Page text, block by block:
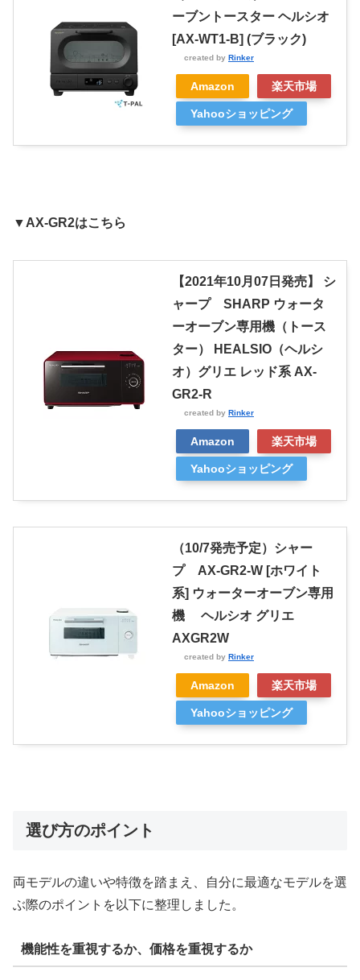
ーブントースター ヘルシオ
[AX-WT1-B] (ブラック)
created by Rinker
Amazon 楽天市場
Yahooショッピング
▼AX-GR2はこちら
【2021年10月07日発売】 シ
ャープ SHARP ウォータ
ーオーブン専用機（トース
ター） HEALSIO（ヘルシ
オ）グリエ レッド系 AX-
GR2-R
created by Rinker
Amazon 楽天市場
Yahooショッピング
（10/7発売予定）シャー
プ AX-GR2-W [ホワイト
系] ウォーターオーブン専用
機 ヘルシオ グリエ
AXGR2W
created by Rinker
Amazon 楽天市場
Yahooショッピング
選び方のポイント
両モデルの違いや特徴を踏まえ、自分に最適なモデルを選
ぶ際のポイントを以下に整理しました。
機能性を重視するか、価格を重視するか